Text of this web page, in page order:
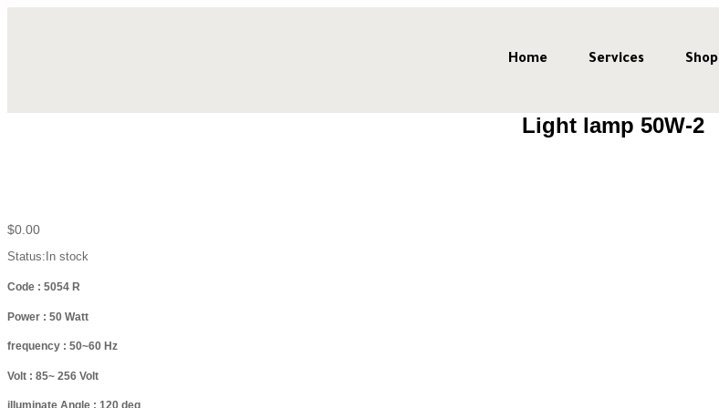
Home Services Shop
Light lamp 50W-2
$0.00
Status: In stock
Code : 5054 R
Power : 50 Watt
frequency : 50~60 Hz
Volt : 85~ 256 Volt
illuminate Angle : 120 deg